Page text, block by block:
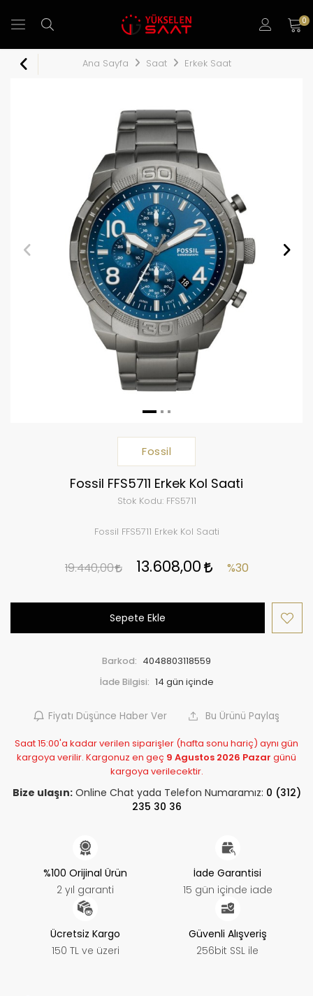
0
Ana Sayfa Saat Erkek Saat
Fossil
Fossil FFS5711 Erkek Kol Saati
Stok Kodu:FFS5711
Fossil FFS5711 Erkek Kol Saati
19.440,00 13.608,00 %30
Sepete Ekle
Barkod: 4048803118559
İade Bilgisi:
Fiyatı Düşünce Haber Ver Bu Ürünü Paylaş
Saat 15:00'a kadar verilen siparişler (hafta sonu hariç) aynı gün
kargoya verilir. Kargonuz en geç 9 Agustos 2026 Pazar günü
kargoya verilecektir.
Bize ulaşın:Online Chat yada Telefon Numaramız: 0 (312)
235 30 36
%100 Orijinal Ürün
2 yıl garanti
İade Garantisi
15 gün içinde iade
Ücretsiz Kargo
150 TL ve üzeri
Güvenli Alışveriş
256bit SSL ile